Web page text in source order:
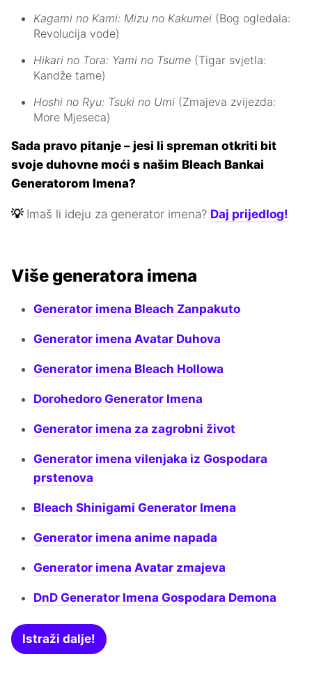
Kagami no Kami: Mizu no Kakumei (Bog ogledala:
Revolucija vode)
Hikari no Tora: Yami no Tsume (Tigar svjetla:
Kandže tame)
Hoshi no Ryu: Tsuki no Umi (Zmajeva zvijezda:
More Mjeseca)
Sada pravo pitanje – jesi li spreman otkriti bit
svoje duhovne moći s našim Bleach Bankai
Generatorom Imena?
💡 Imaš li ideju za generator imena? Daj prijedlog!
Više generatora imena
Generator imena Bleach Zanpakuto
Generator imena Avatar Duhova
Generator imena Bleach Hollowa
Dorohedoro Generator Imena
Generator imena za zagrobni život
Generator imena vilenjaka iz Gospodara
prstenova
Bleach Shinigami Generator Imena
Generator imena anime napada
Generator imena Avatar zmajeva
DnD Generator Imena Gospodara Demona
Istraži dalje!